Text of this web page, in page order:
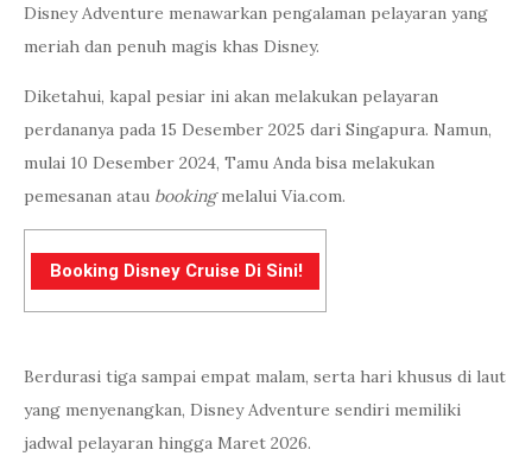
Disney Adventure menawarkan pengalaman pelayaran yang
meriah dan penuh magis khas Disney.
Diketahui, kapal pesiar ini akan melakukan pelayaran
perdananya pada 15 Desember 2025 dari Singapura. Namun,
mulai 10 Desember 2024, Tamu Anda bisa melakukan
pemesanan atau bookingmelalui Via.com.
Booking Disney Cruise Di Sini!
Berdurasi tiga sampai empat malam, serta hari khusus di laut
yang menyenangkan, Disney Adventure sendiri memiliki
jadwal pelayaran hingga Maret 2026.